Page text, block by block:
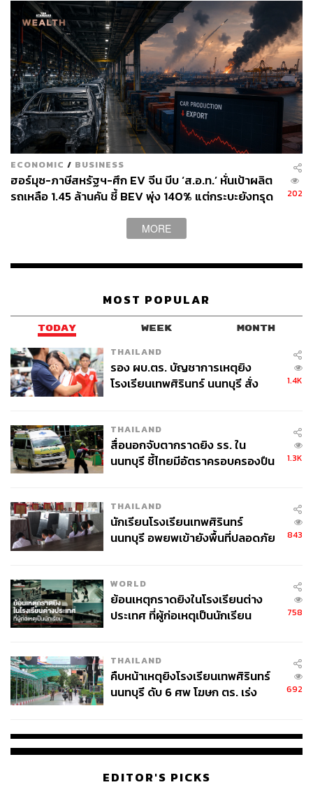
ECONOMIC / BUSINESS
ฮอร์มุซ-ภาษีสหรัฐฯ-ศึก EV จีน บีบ ‘ส.อ.ท.’ หั่นเป้าผลิต
รถเหลือ 1.45 ล้านคัน ชี้ BEV พุ่ง 140% แต่กระบะยังทรุด
202
MORE
MOST POPULAR
TODAY WEEK MONTH
THAILAND
รอง ผบ.ตร. บัญชาการเหตุยิง
โรงเรียนเทพศิรินทร์ นนทบุรี สั่ง
1.4K
THAILAND
สื่อนอกจับตากราดยิง รร. ใน
นนทบุรี ชี้ไทยมีอัตราครอบครองปืน
1.3K
THAILAND
นักเรียนโรงเรียนเทพศิรินทร์
นนทบุรี อพยพเข้ายังพื้นที่ปลอดภัย
843
WORLD
ย้อนเหตุกราดยิงในโรงเรียนต่าง
ประเทศ ที่ผู้ก่อเหตุเป็นนักเรียน
758
THAILAND
คืบหน้าเหตุยิงโรงเรียนเทพศิรินทร์
นนทบุรี ดับ 6 ศพ โฆษก ตร. เร่ง
692
EDITOR'S PICKS